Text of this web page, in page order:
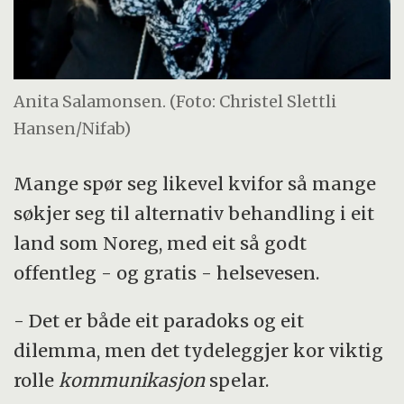
Anita Salamonsen. (Foto: Christel Slettli
Hansen/Nifab)
Mange spør seg likevel kvifor så mange
søkjer seg til alternativ behandling i eit
land som Noreg, med eit så godt
offentleg - og gratis - helsevesen.
- Det er både eit paradoks og eit
dilemma, men det tydeleggjer kor viktig
rolle kommunikasjonspelar.